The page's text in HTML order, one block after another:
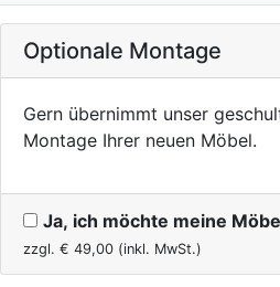
Optionale Montage
Gern übernimmt unser
Montage Ihrer neuen Möbel.
Ja, ich möchte meine
zzgl. € 49,00 (inkl. MwSt.)